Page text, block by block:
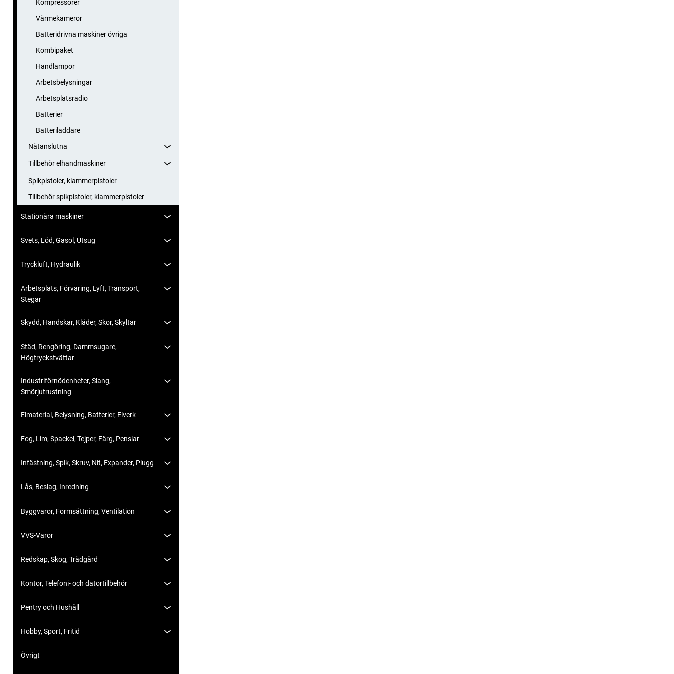
Kompressorer
Värmekameror
Batteridrivna maskiner övriga
Kombipaket
Handlampor
Arbetsbelysningar
Arbetsplatsradio
Batterier
Batteriladdare
Nätanslutna
Tillbehör elhandmaskiner
Spikpistoler, klammerpistoler
Tillbehör spikpistoler, klammerpistoler
Stationära maskiner
Svets, Löd, Gasol, Utsug
Tryckluft, Hydraulik
Arbetsplats, Förvaring, Lyft, Transport,
Stegar
Skydd, Handskar, Kläder, Skor, Skyltar
Städ, Rengöring, Dammsugare,
Högtryckstvättar
Industriförnödenheter, Slang,
Smörjutrustning
Elmaterial, Belysning, Batterier, Elverk
Fog, Lim, Spackel, Tejper, Färg, Penslar
Infästning, Spik, Skruv, Nit, Expander, Plugg
Lås, Beslag, Inredning
Byggvaror, Formsättning, Ventilation
VVS-Varor
Redskap, Skog, Trädgård
Kontor, Telefoni- och datortillbehör
Pentry och Hushåll
Hobby, Sport, Fritid
Övrigt